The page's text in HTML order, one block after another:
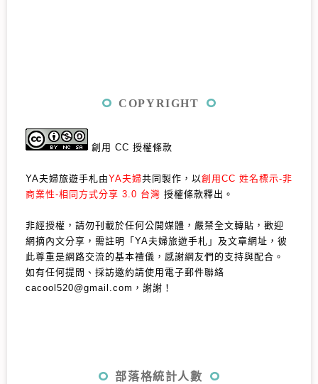
COPYRIGHT
創用 CC 授權條款
YA夫婦旅遊手札由YA夫婦共同製作，以創用CC 姓名標示-非
商業性-相同方式分享 3.0 台灣 授權條款釋出。
非經授權，請勿刊載於任何公開媒體，嚴禁全文轉貼，歡迎
網摘內文分享，需註明「YA夫婦旅遊手札」及文章網址，彼
此尊重是網路交流的基本禮儀，感謝網友們的支持與配合。
如有任何提問、採訪邀約請使用電子郵件聯絡
cacool520@gmail.com，謝謝！
部落格統計人數